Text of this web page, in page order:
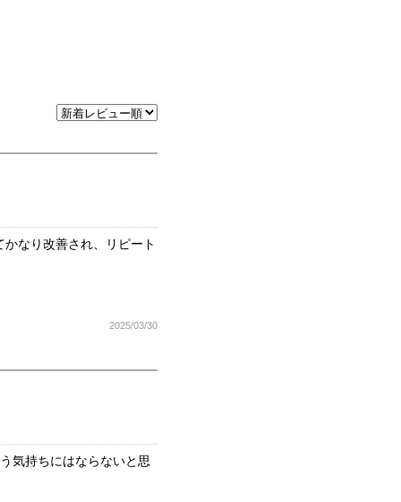
なり改善され、リピート
2025/03/30
気持ちにはならないと思